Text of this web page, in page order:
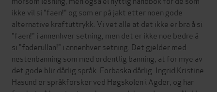
ikke vil si "faen!" og som er på jakt etter noen gode
alternative kraftuttrykk. Vi vet alle at det ikke er bra å si
"faen!" i annenhver setning, men det er ikke noe bedre å
si "faderullan!" i annenhver setning. Det gjelder med
nestenbanning som med ordentlig banning, at for mye av
det gode blir dårlig språk. Forbaska dårlig. Ingrid Kristine
Hasund er språkforsker ved Høgskolen i Agder, og har